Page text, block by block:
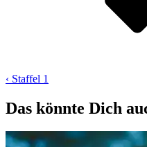
‹ Staffel 1
Das könnte Dich